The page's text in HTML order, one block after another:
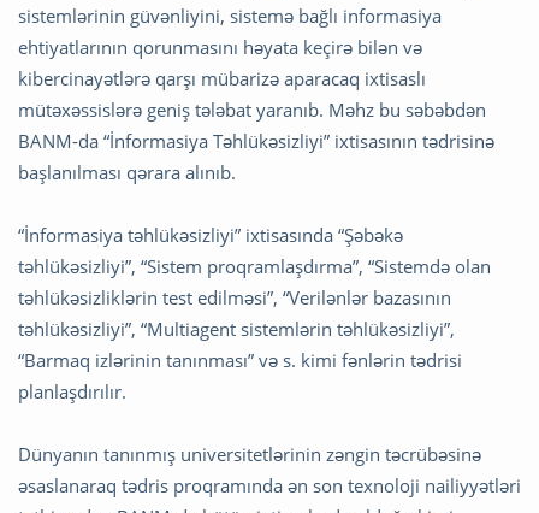
sistemlərinin güvənliyini, sistemə bağlı informasiya
ehtiyatlarının qorunmasını həyata keçirə bilən və
kibercinayətlərə qarşı mübarizə aparacaq ixtisaslı
mütəxəssislərə geniş tələbat yaranıb. Məhz bu səbəbdən
BANM-da “İnformasiya Təhlükəsizliyi” ixtisasının tədrisinə
başlanılması qərara alınıb.
“İnformasiya təhlükəsizliyi” ixtisasında “Şəbəkə
təhlükəsizliyi”, “Sistem proqramlaşdırma”, “Sistemdə olan
təhlükəsizliklərin test edilməsi”, “Verilənlər bazasının
təhlükəsizliyi”, “Multiagent sistemlərin təhlükəsizliyi”,
“Barmaq izlərinin tanınması” və s. kimi fənlərin tədrisi
planlaşdırılır.
Dünyanın tanınmış universitetlərinin zəngin təcrübəsinə
əsaslanaraq tədris proqramında ən son texnoloji nailiyyətləri